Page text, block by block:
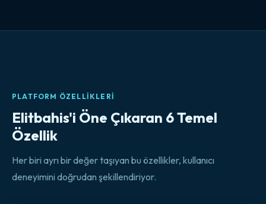
PLATFORM ÖZELLIKLERI
Elitbahis'i Öne Çıkaran 6 Temel
Özellik
Her biri ayrı bir değer taşıyan bu özellikler, kullanıcı
deneyimini doğrudan şekillendiriyor.